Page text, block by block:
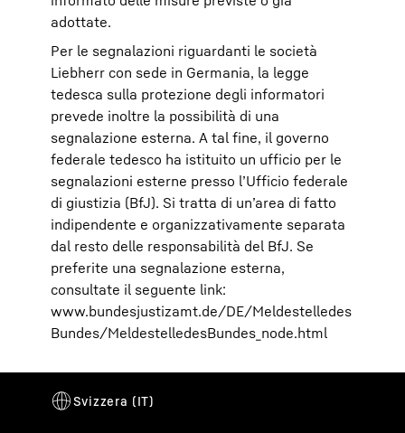
adottate.
Per le segnalazioni riguardanti le società
Liebherr con sede in Germania, la legge
tedesca sulla protezione degli informatori
prevede inoltre la possibilità di una
segnalazione esterna. A tal fine, il governo
federale tedesco ha istituito un ufficio per le
segnalazioni esterne presso l’Ufficio federale
di giustizia (BfJ). Si tratta di un’area di fatto
indipendente e organizzativamente separata
dal resto delle responsabilità del BfJ. Se
preferite una segnalazione esterna,
consultate il seguente link:
www.bundesjustizamt.de/DE/Meldestelledes
Bundes/MeldestelledesBundes_node.html